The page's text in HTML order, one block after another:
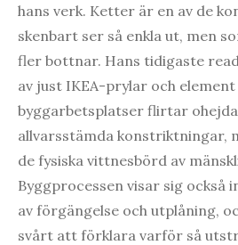
hans verk. Ketter är en av de
skenbart ser så enkla ut, men
fler bottnar. Hans tidigaste
av just IKEA-prylar och
byggarbetsplatser flirtar
allvarsstämda konstriktningar,
de fysiska vittnesbörd av
Byggprocessen visar sig också
av förgängelse och utplåning,
svårt att förklara varför så